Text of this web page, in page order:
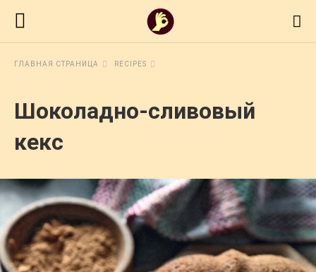
ГЛАВНАЯ СТРАНИЦА RECIPES
Шоколадно-сливовый
кекс